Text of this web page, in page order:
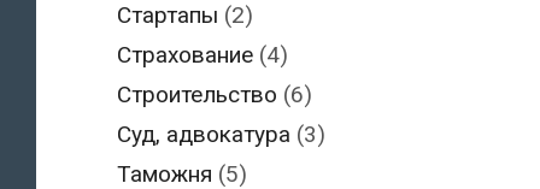
Стартапы (2)
Страхование (4)
Строительство (6)
Суд, адвокатура (3)
Таможня (5)